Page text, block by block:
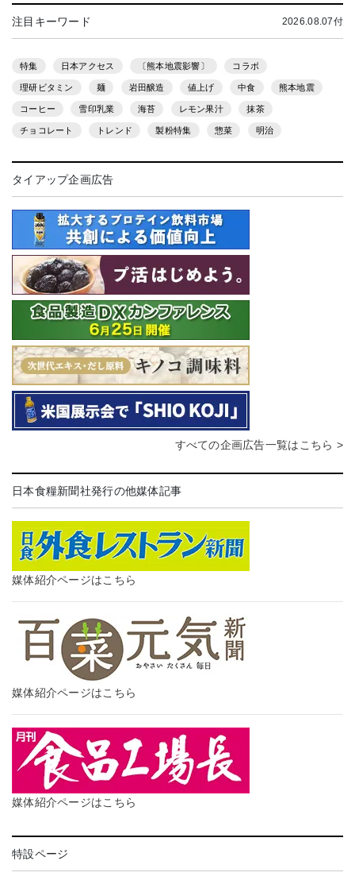
注目キーワード 2026.08.07付
特集 日本アクセス 〔熊本地震影響〕 コラボ
理研ビタミン 麺 岩田醸造 値上げ 中食 熊本地震
コーヒー 雪印乳業 海苔 レモン果汁 抹茶
チョコレート トレンド 製粉特集 惣菜 明治
タイアップ企画広告
すべての企画広告一覧はこちら >
日本食糧新聞社発行の他媒体記事
媒体紹介ページはこちら
媒体紹介ページはこちら
媒体紹介ページはこちら
特設ページ